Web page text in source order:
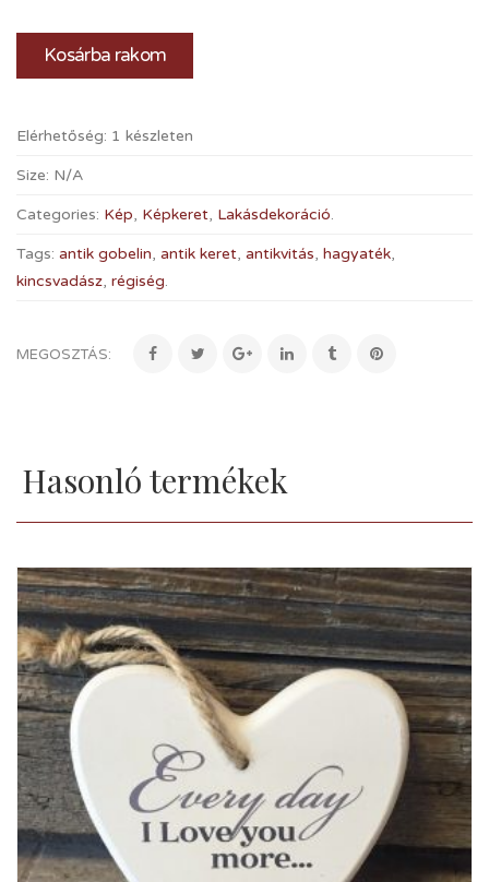
Kosárba rakom
Elérhetőség: 1 készleten
Size: N/A
Categories: Kép, Képkeret, Lakásdekoráció.
Tags: antik gobelin, antik keret, antikvitás, hagyaték,
kincsvadász, régiség.
MEGOSZTÁS:
Hasonló termékek